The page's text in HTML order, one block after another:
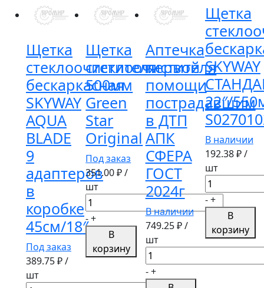
Щетка
стеклоочистителя
бескаркасная
SKYWAY
AQUA
BLADE
9
адаптеров
в
коробке
45см/18″
Под заказ
389.75₽ /
шт
Щетка
стеклоочистителя
500мм
Green
Star
Original
Под заказ
351.00₽ /
шт
Количество
товара
Щетка
стеклоочистителя
500мм
Star
-+
В
корзину
Аптечка
первой
помощи
пострадавшим
в ДТП
АПК
СФЕРА
ГОСТ
2024г
В наличии
749.25₽ /
шт
Количество
товара
Аптечка
-+
Щетка
SKYWAY
22″/
В наличии
192.38₽ /
шт
Количество
товара
Щетка
СТАНДАРТ
-+
В
корзину